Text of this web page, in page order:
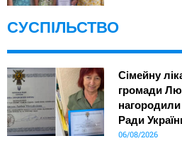
СУСПІЛЬСТВО
Сімейну
громади
Ради
06/08/2026